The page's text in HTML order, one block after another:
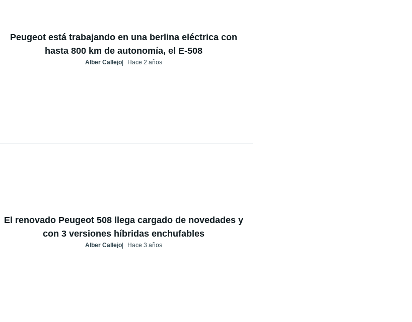
Peugeot está trabajando en una berlina eléctrica con
hasta 800 km de autonomía, el E-508
Alber Callejo Hace 2 años
El renovado Peugeot 508 llega cargado de novedades y
con 3 versiones híbridas enchufables
Alber Callejo Hace 3 años